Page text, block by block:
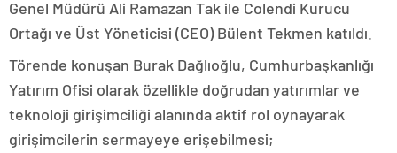
Genel Müdürü Ali Ramazan Tak ile Colendi Kurucu
Ortağı ve Üst Yöneticisi (CEO) Bülent Tekmen katıldı.
Törende konuşan Burak Dağlıoğlu, Cumhurbaşkanlığı
Yatırım Ofisi olarak özellikle doğrudan yatırımlar ve
teknoloji girişimciliği alanında aktif rol oynayarak
girişimcilerin sermayeye erişebilmesi;